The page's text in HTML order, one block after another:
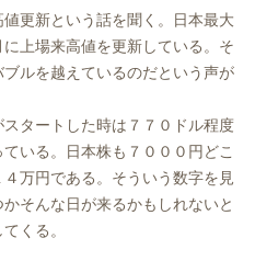
更新という話を聞く。日本最大
上場来高値を更新している。そ
ルを越えているのだという声が
タートした時は７７０ドル程度
いる。日本株も７０００円どこ
万円である。そういう数字を見
そんな日が来るかもしれないと
くる。